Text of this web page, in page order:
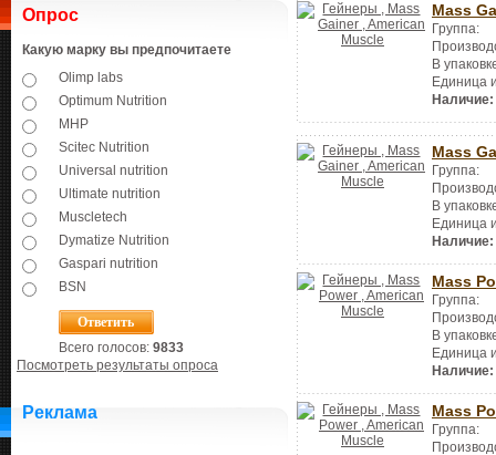
Опрос
Какую марку вы предпочитаете
Olimp labs
Optimum Nutrition
MHP
Scitec Nutrition
Universal nutrition
Ultimate nutrition
Muscletech
Dymatize Nutrition
Gaspari nutrition
BSN
Всего голосов: 9833
Посмотреть результаты опроса
Реклама
Mass
Группа:
В
Единица
Наличие:
Mass
Группа:
В
Единица
Наличие:
Mass
Группа:
В
Единица
Наличие:
Mass
Группа: